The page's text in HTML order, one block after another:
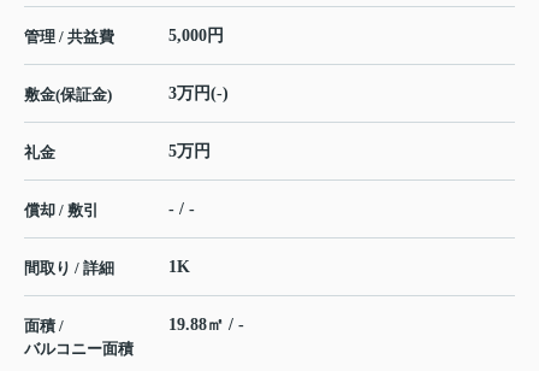
管理 / 共益費 5,000円
敷金(保証金) 3万円(-)
礼金 5万円
償却 / 敷引 - / -
間取り / 詳細 1K
面積 /
バルコニー面積
19.88㎡ / -